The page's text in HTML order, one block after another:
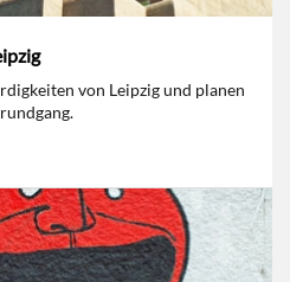
von Leipzig und planen